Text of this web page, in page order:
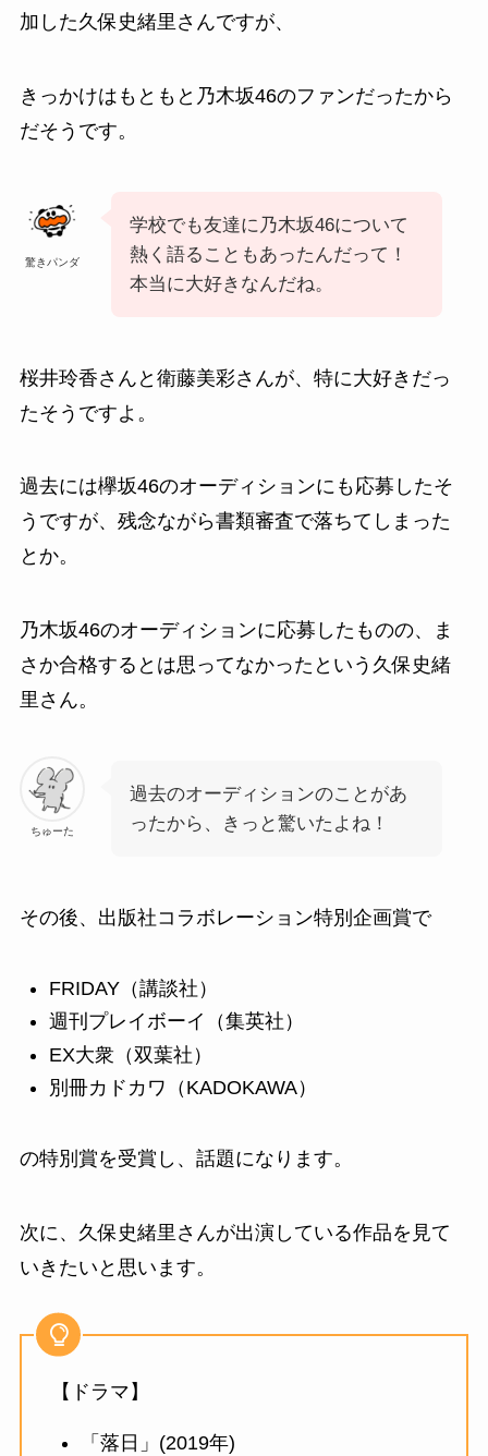
加した久保史緒里 さんですが、
きっかけはもともと乃木坂46のファンだったから
だそうです。
驚きパンダ
学校でも友達に乃木坂46について
熱く語ることもあったんだって！
本当に大好きなんだね。
桜井玲香さんと衛藤美彩さんが、特に大好きだっ
たそうですよ。
過去には欅坂46のオーディションにも応募したそ
うですが、残念ながら書類審査で落ちてしまった
とか。
乃木坂46のオーディションに応募したものの、ま
さか合格するとは思ってなかったという 久保史緒
里 さん。
ちゅーた
過去のオーディションのことがあ
ったから、きっと驚いたよね！
その後、 出版社コラボレーション特別企画賞で
FRIDAY（講談社）
週刊プレイボーイ
（集英社）
EX大衆（双葉社）
別冊カドカワ （KADOKAWA）
の特別賞を受賞し、話題になります。
次に、 久保史緒里 さんが出演している作品を見て
いきたいと思います。
【ドラマ】
「落日」(2019年)